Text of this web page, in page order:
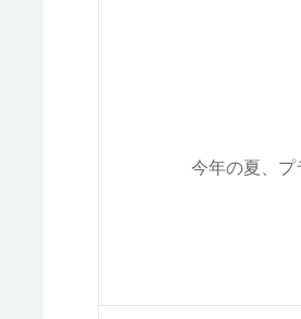
今年の夏、プ